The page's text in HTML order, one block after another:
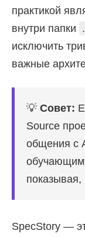
практикой
внутри папки
исключить
важные
💡 Совет:
Source
общения с
обучающим
показывая,
SpecStory —